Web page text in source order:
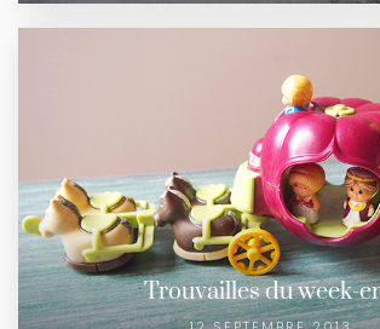
Trouvailles du week-